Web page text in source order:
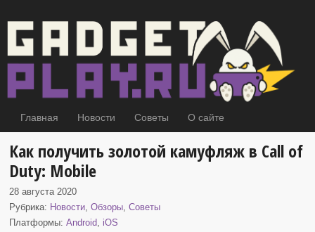
Главная Новости Советы О сайте
Как получить золотой камуфляж в Call of
Duty: Mobile
28 августа 2020
Рубрика: Новости,Обзоры,Советы
Платформы:Android, iOS